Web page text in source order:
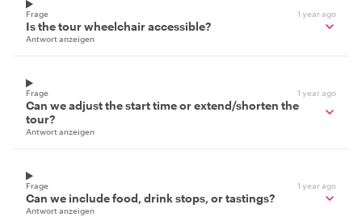
Frage 1 year ago
Is the tour wheelchair accessible?
Antwort anzeigen
Frage 1 year ago
Can we adjust the start time or extend/shorten the
tour?
Antwort anzeigen
Frage 1 year ago
Can we include food, drink stops, or tastings?
Antwort anzeigen